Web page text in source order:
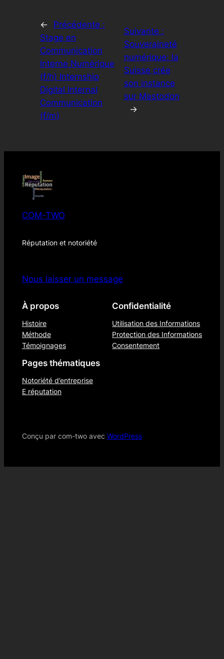
←
Précédente :
Stage en
Communication
Interne Numérique
(f/h) Internship
Digital Internal
Communication
(f/m)
Suivante :
Souveraineté
numérique: la
Suisse crée
son instance
sur Mastodon
→
COM-TWO
Réputation et notoriété
Nous laisser un message
À propos
Histoire
Méthode
Témoignages
Confidentialité
Utilisation des Informations
Protection des Informations
Consentement
Pages thématiques
Notoriété d’entreprise
E réputation
Conçu par com-two avec WordPress